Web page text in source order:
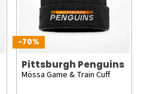
-70%
Pittsburgh Penguins
Mössa Game & Train Cuff